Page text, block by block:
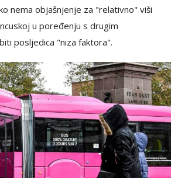
nema objašnjenje za "relativno" viši
u poređenju s drugim
posljedica "niza faktora".